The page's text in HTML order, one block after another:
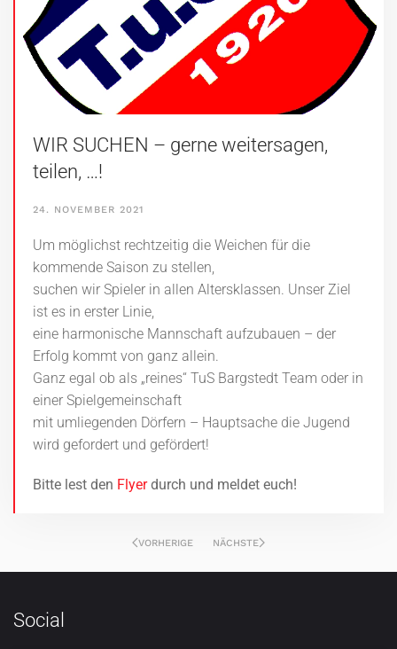
WIR SUCHEN – gerne weitersagen,
teilen, …!
24. NOVEMBER 2021
Um möglichst rechtzeitig die Weichen für die
kommende Saison zu stellen,
suchen wir Spieler in allen Altersklassen. Unser Ziel
ist es in erster Linie,
eine harmonische Mannschaft aufzubauen – der
Erfolg kommt von ganz allein.
Ganz egal ob als „reines“ TuS Bargstedt Team oder in
einer Spielgemeinschaft
mit umliegenden Dörfern – Hauptsache die Jugend
wird gefordert und gefördert!
Bitte lest den Flyerdurch und meldet euch!
VORHERIGE NÄCHSTE
Social